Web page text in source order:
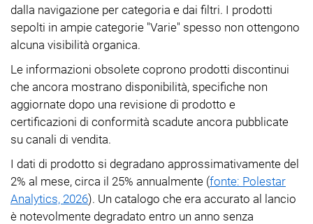
dalla navigazione per categoria e dai filtri. I prodotti
sepolti in ampie categorie "Varie" spesso non ottengono
alcuna visibilità organica.
Le informazioni obsolete coprono prodotti discontinui
che ancora mostrano disponibilità, specifiche non
aggiornate dopo una revisione di prodotto e
certificazioni di conformità scadute ancora pubblicate
su canali di vendita.
I dati di prodotto si degradano approssimativamente del
2% al mese, circa il 25% annualmente (fonte: Polestar
Analytics, 2026). Un catalogo che era accurato al lancio
è notevolmente degradato entro un anno senza